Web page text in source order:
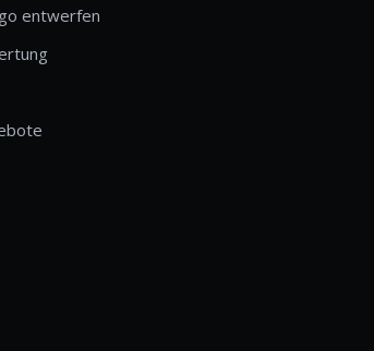
entwerfen